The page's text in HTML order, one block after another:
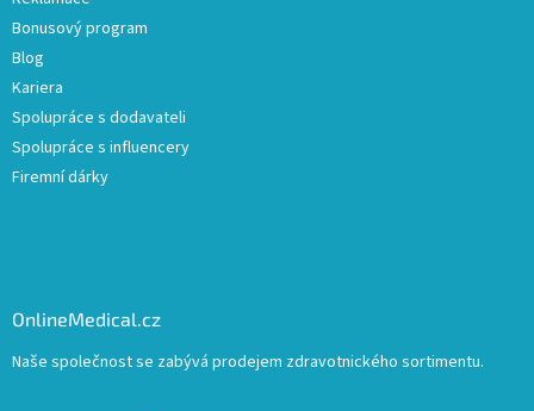
Bonusový program
Blog
Kariera
Spolupráce s dodavateli
Spolupráce s influencery
Firemní dárky
OnlineMedical.cz
Naše společnost se zabývá prodejem zdravotnického sortimentu.